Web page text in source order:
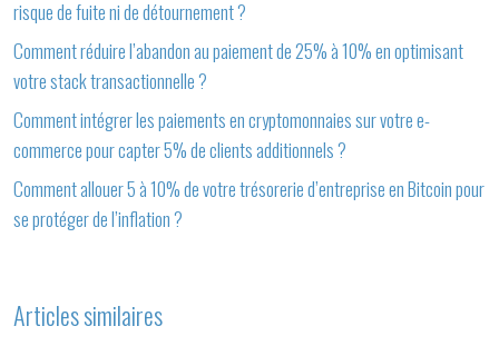
risque de fuite ni de détournement ?
Comment réduire l’abandon au paiement de 25% à 10% en optimisant
votre stack transactionnelle ?
Comment intégrer les paiements en cryptomonnaies sur votre e-
commerce pour capter 5% de clients additionnels ?
Comment allouer 5 à 10% de votre trésorerie d’entreprise en Bitcoin pour
se protéger de l’inflation ?
Articles similaires